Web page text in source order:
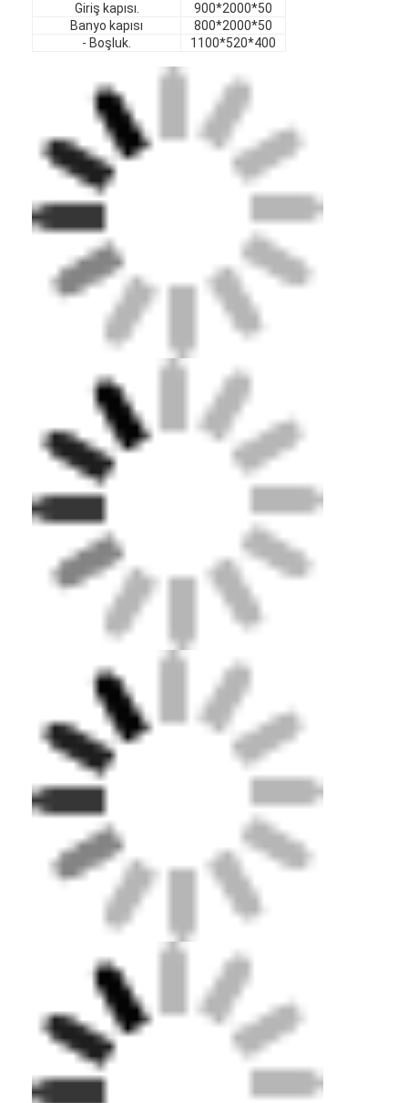
otel mobilyaları
Villa Mobilyaları
Daire Mobilyaları
Ticari kulüp mobilyaları
Yemek odası mobilyaları
Ofis mobilyaları
Mobilya Fikstürü
Döşemeli Mobilya
Giriş kapısı.
900*2000*50
Banyo kapısı
800*2000*50
- Boşluk.
1100*520*400